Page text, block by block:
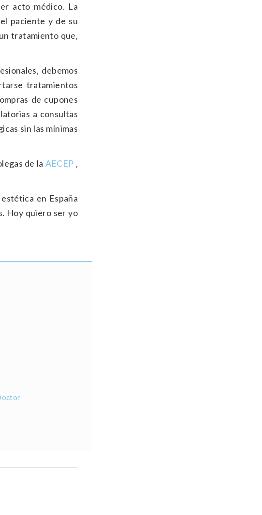
acto médico. La
paciente y de su
tratamiento que,
debemos
tratamientos
de cupones
a consultas
sin las mínimas
de la AECEP ,
en España
Hoy quiero ser yo